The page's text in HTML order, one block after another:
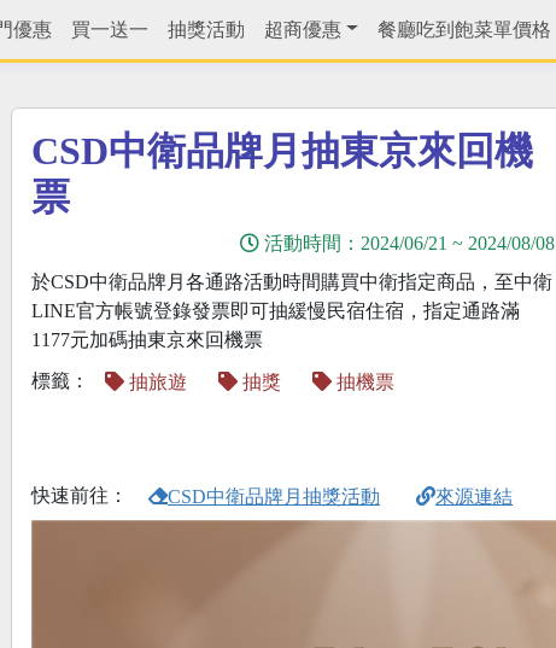
優惠 買一送一 抽獎活動 超商優惠 餐廳吃到飽菜單價格
CSD中衛品牌月抽東京來回機
票
活動時間： 2024/06/21 ~ 2024/08/08
於CSD中衛品牌月各通路活動時間購買中衛指定商品，至中衛
LINE官方帳號登錄發票即可抽緩慢民宿住宿，指定通路滿
1177元加碼抽東京來回機票
標籤：
抽旅遊 抽獎 抽機票
快速前往： CSD中衛品牌月抽獎活動 來源連結